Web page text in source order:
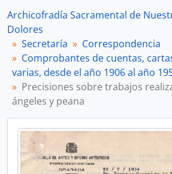
Archicofradía Sacramental de
Dolores
Secretaría
Correspondencia
Comprobantes de cuentas,
varias, desde el año 1906 al año
Precisiones sobre trabajos
ángeles y peana